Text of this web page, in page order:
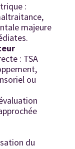
:
majeure
: TSA
ou
du